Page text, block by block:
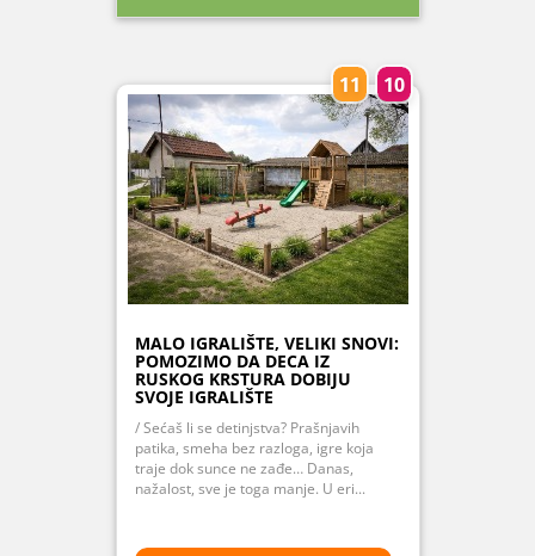
11 10
MALO IGRALIŠTE, VELIKI SNOVI:
POMOZIMO DA DECA IZ
RUSKOG KRSTURA DOBIJU
SVOJE IGRALIŠTE
/ Sećaš li se detinjstva? Prašnjavih
patika, smeha bez razloga, igre koja
traje dok sunce ne zađe… Danas,
nažalost, sve je toga manje. U eri...